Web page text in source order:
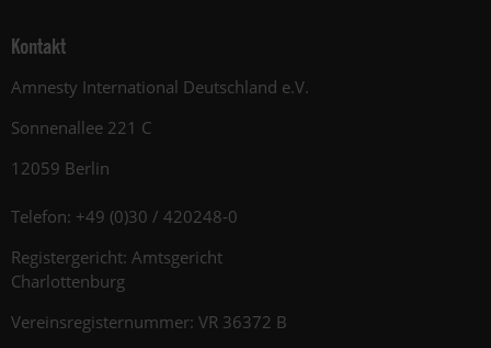
Kontakt
Amnesty International Deutschland e.V.
Sonnenallee 221 C
12059 Berlin
Telefon: +49 (0)30 / 420248-0
Registergericht: Amtsgericht
Charlottenburg
Vereinsregisternummer: VR 36372 B